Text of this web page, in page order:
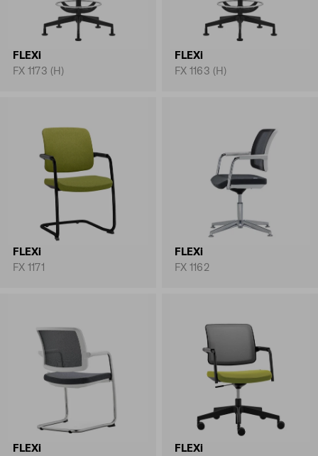
FLEXi
FX 1173 (H)
FLEXi
FX 1163 (H)
FLEXi
FX 1171
FLEXi
FX 1162
FLEXi
FLEXi